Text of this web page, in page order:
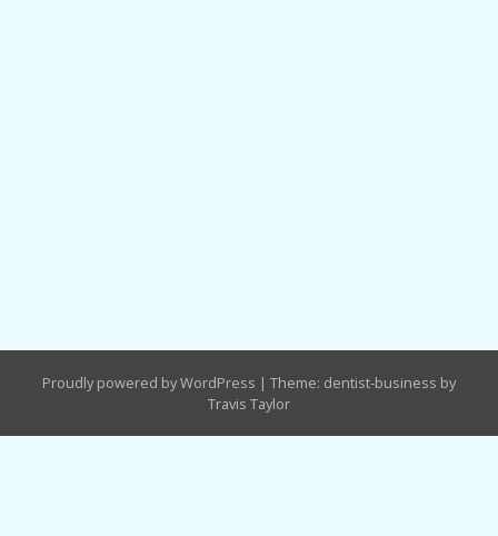
Proudly powered by WordPress | Theme: dentist-business by
Travis Taylor